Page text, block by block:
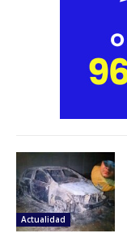
Actualidad